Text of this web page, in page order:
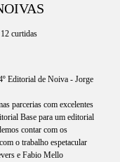
12 curtidas
Editorial de Noiva - Jorge
parcerias com excelentes
Base para um editorial
contar com os
o trabalho espetacular
e Fabio Mello